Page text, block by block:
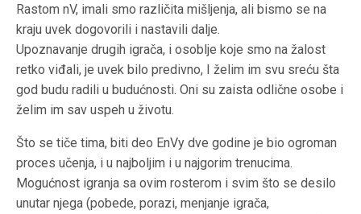
Rastom nV, imali smo različita mišljenja, ali bismo se na
kraju uvek dogovorili i nastavili dalje.
Upoznavanje drugih igrača, i osoblje koje smo na žalost
retko viđali, je uvek bilo predivno, I želim im svu sreću šta
god budu radili u budućnosti. Oni su zaista odlične osobe i
želim im sav uspeh u životu.
Što se tiče tima, biti deo EnVy dve godine je bio ogroman
proces učenja, i u najboljim i u najgorim trenucima.
Mogućnost igranja sa ovim rosterom i svim što se desilo
unutar njega (pobede, porazi, menjanje igrača,